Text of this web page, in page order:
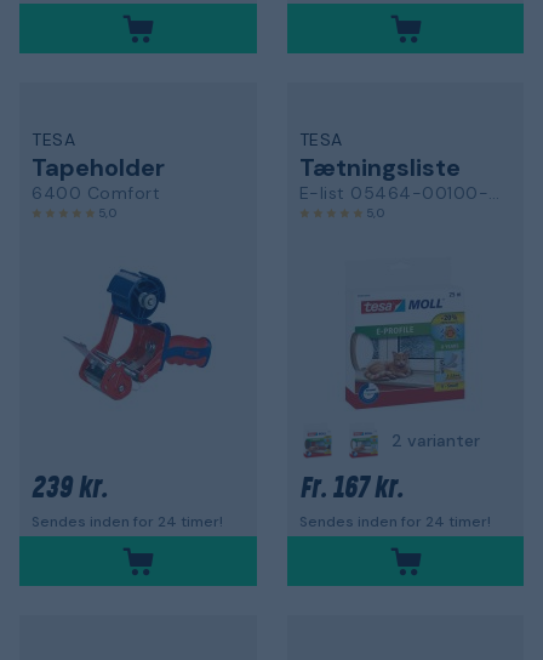
TESA
Tapeholder
6400 Comfort
5,0
239 kr.
Sendes inden for 24 timer!
TESA
Tætningsliste
E-list 05464-00100-00
5,0
2 varianter
Fr. 167 kr.
Sendes inden for 24 timer!